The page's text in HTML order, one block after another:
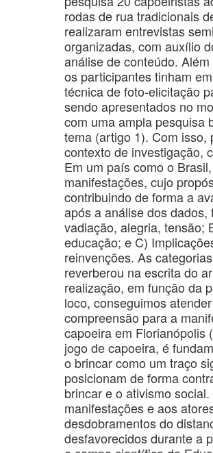
rodas de rua tradicionais
realizaram entrevistas
organizadas, com auxílio
análise de conteúdo.
os participantes tinham
técnica de foto-elicitação
sendo apresentados no
com uma ampla pesquisa
tema (artigo 1). Com isso,
contexto de investigação,
Em um país como o
manifestações, cujo
contribuindo de forma a
após a análise dos
vadiação, alegria, tensão;
educação; e C)
reinvenções. As
reverberou na escrita do
realização, em função da
loco, conseguimos
compreensão para a
capoeira em Florianópolis
jogo de capoeira, é
o brincar como um traço
posicionam de forma
brincar e o ativismo
manifestações e aos
desdobramentos do
desfavorecidos durante a